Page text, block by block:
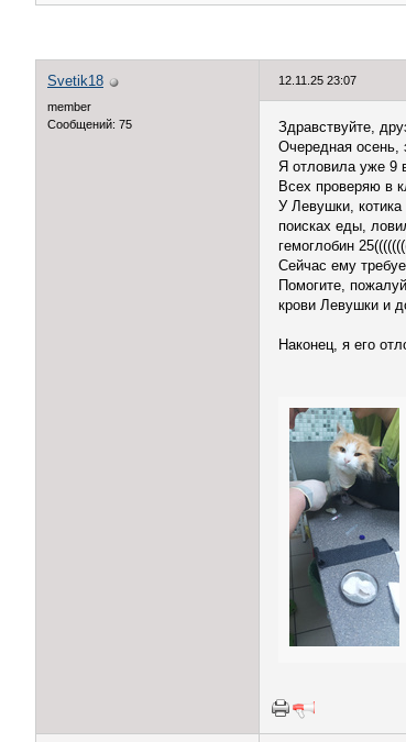
Svetik18
member
Сообщений: 75
12.11.25 23:07
Здравствуйте,
Очередная осень,
Я отловила уже 9
Всех проверяю в
У Левушки, котика
поисках еды,
гемоглобин
Сейчас ему
Помогите,
крови Левушки и
Наконец, я его